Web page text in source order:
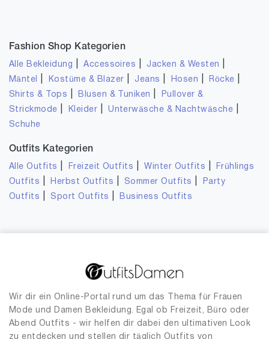
Fashion Shop Kategorien
Alle Bekleidung |Accessoires Jacken & Westen
Mäntel Kostüme & Blazer Jeans Hosen Röcke
Shirts & Tops Blusen & Tuniken
Pullover &
Strickmode
Kleider |Unterwäsche & Nachtwäsche
Schuhe
Outfits Kategorien
Alle Outfits Freizeit Outfits |Winter Outfits
Frühlings
Outfits
Herbst Outfits Sommer Outfits
Party
Outfits
Sport Outfits Business Outfits
Wir dir ein Online-Portal rund um das Thema für Frauen
Mode und Damen Bekleidung. Egal ob Freizeit, Büro oder
Abend Outfits - wir helfen dir dabei den ultimativen Look
zu entdecken und stellen dir täglich Outfits von